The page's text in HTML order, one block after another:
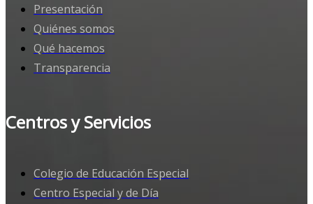
Presentación
Quiénes somos
Qué hacemos
Transparencia
Centros y Servicios
Colegio de Educación Especial
Centro Especial y de Día